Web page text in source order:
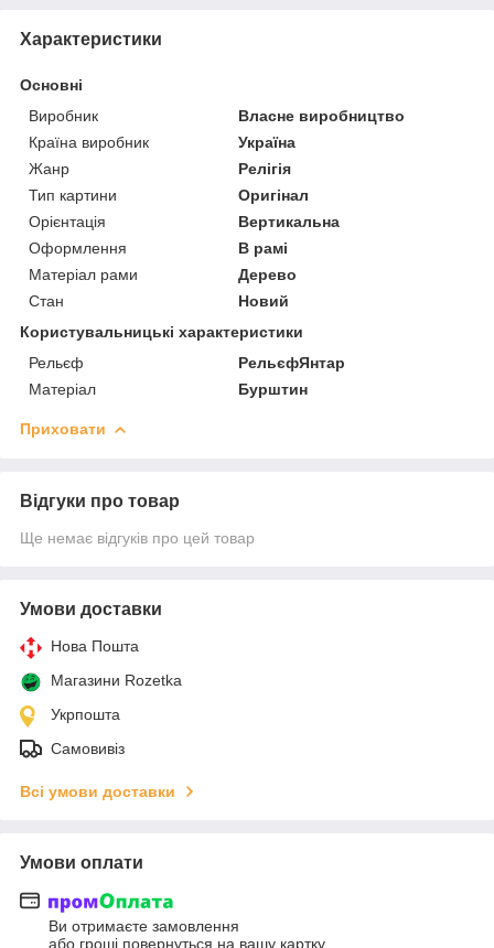
Характеристики
Основні
Виробник
Власне виробництво
Країна виробник
Україна
Жанр
Релігія
Тип картини
Оригінал
Орієнтація
Вертикальна
Оформлення
В рамі
Матеріал рами
Дерево
Стан
Новий
Користувальницькі характеристики
Рельєф
РельєфЯнтар
Матеріал
Бурштин
Приховати
Відгуки про товар
Ще немає відгуків про цей товар
Умови доставки
Нова Пошта
Магазини Rozetka
Укрпошта
Самовивіз
Всі умови доставки
Умови оплати
Ви отримаєте замовлення
або гроші повернуться на вашу картку